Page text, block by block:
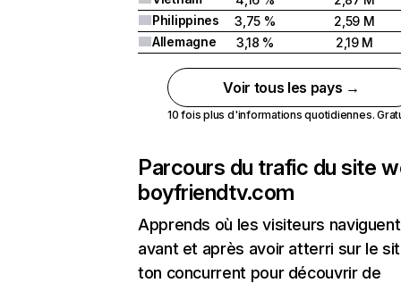
Philippines
3,75 %
2,59 M
Allemagne
3,18 % 2,19 M
Voir tous les pays →
10 fois plus d'informations quotidiennes.
Parcours du trafic du site
boyfriendtv.com
Apprends où les visiteurs naviguent
avant et après avoir atterri sur le
ton concurrent pour découvrir de